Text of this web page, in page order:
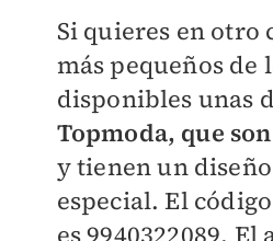
Si quieres en otro
más pequeños de
disponibles unas
Topmoda, que
y tienen un
especial. El